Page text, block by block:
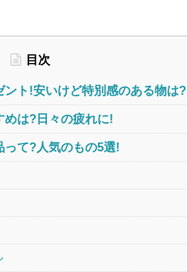
目次
ント!安いけど特別感のある物は?
めは?日々の疲れに!
って?人気のもの5選!